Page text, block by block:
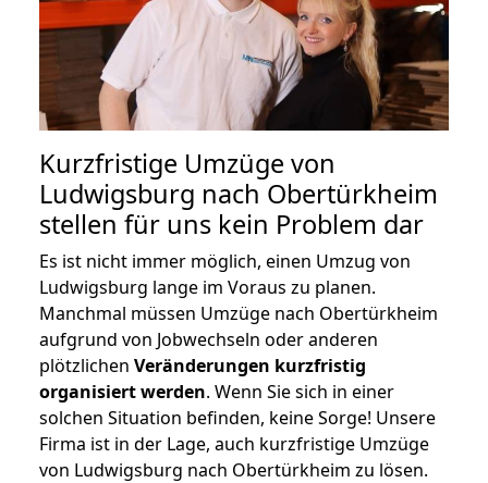
Kurzfristige Umzüge von
Ludwigsburg nach Obertürkheim
stellen für uns kein Problem dar
Es ist nicht immer möglich, einen Umzug von
Ludwigsburg lange im Voraus zu planen.
Manchmal müssen Umzüge nach Obertürkheim
aufgrund von Jobwechseln oder anderen
plötzlichen Veränderungen kurzfristig
organisiert werden. Wenn Sie sich in einer
solchen Situation befinden, keine Sorge! Unsere
Firma ist in der Lage, auch kurzfristige Umzüge
von Ludwigsburg nach Obertürkheim zu lösen.